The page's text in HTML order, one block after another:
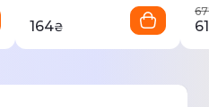
164₴